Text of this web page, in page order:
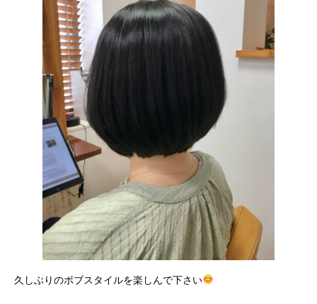
久しぶりのボブスタイルを楽しんで下さい